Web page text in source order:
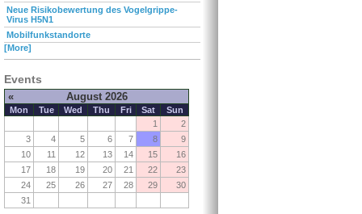
Neue Risikobewertung des Vogelgrippe-
Virus H5N1
Mobilfunkstandorte
[More]
Events
« August 2026
Mon Tue Wed Thu Fri Sat
Sun
1
2
3
4 5 6 7 8
9
10
11 12 13 14 15
16
17
18 19 20 21 22
23
24
25 26 27 28 29
30
31